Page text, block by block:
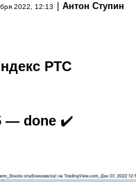
2022, 12:13 Антон Ступин
РТС
— done ✔️